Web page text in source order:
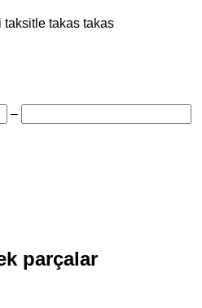
taksitle takas takas
–
parçalar